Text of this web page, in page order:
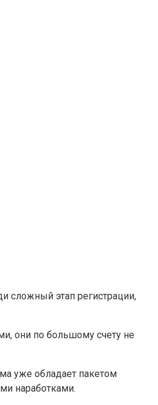
сложный этап регистрации,
они по большому счету не
уже обладает пакетом
наработками.